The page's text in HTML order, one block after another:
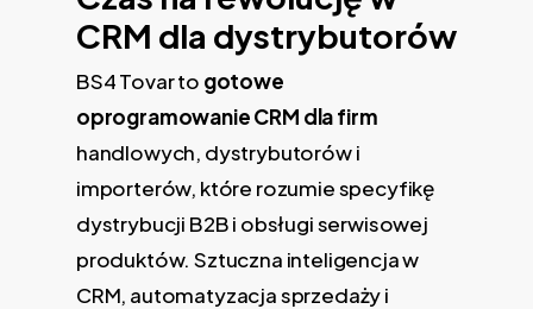
CRM dla dystrybutorów
BS4 Tovar to gotowe
oprogramowanie CRM dla firm
handlowych, dystrybutorów i
importerów, które rozumie specyfikę
dystrybucji B2B i obsługi serwisowej
produktów. Sztuczna inteligencja w
CRM, automatyzacja sprzedaży i